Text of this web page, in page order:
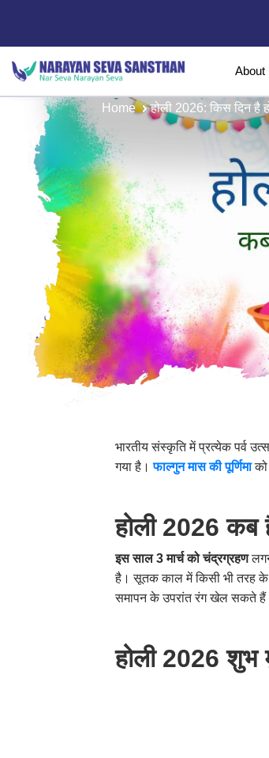
About
Home होली 2026: किस दिन है
भारतीय संस्कृति में प्रत्येक पर्व
गया है।फाल्गुन मास की पूर्णिमाको
होली 2026 कब
इस साल 3 मार्च को चंद्रग्रहण
है। सूतक काल में किसी भी तरह के
समापन के उपरांत रंग खेल सकते हैं।
होली 2026 शुभ